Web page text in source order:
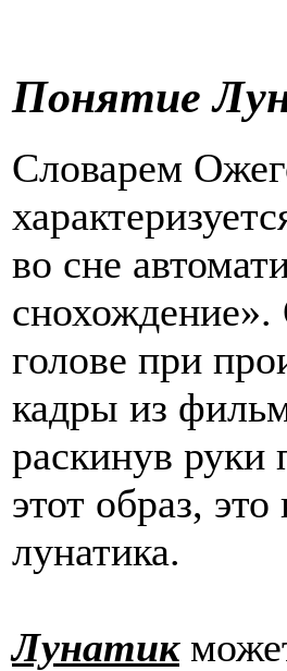
Понятие
Словарем
во сне
снохождение».
голове при
кадры из
раскинув
этот образ,
лунатика.
Лунатик